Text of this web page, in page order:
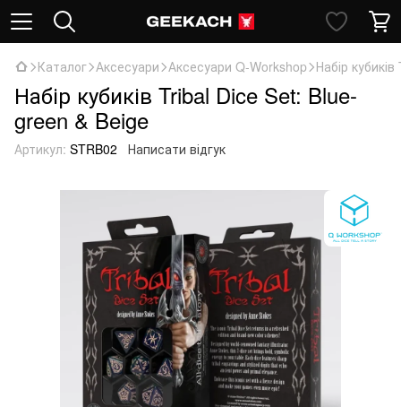
Каталог Аксесуари Аксесуари Q-Workshop Набір
Набір кубиків Tribal Dice Set: Blue-
green & Beige
Артикул: STRB02 Написати відгук